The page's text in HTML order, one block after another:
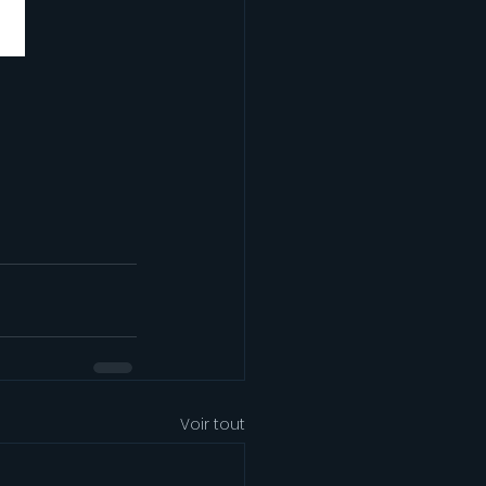
Voir tout